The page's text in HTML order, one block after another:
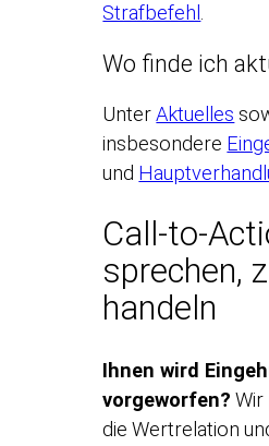
Strafbefehl .
Wo finde ich
UnterAktuelles
insbesondere
und
Call-to-
sprechen,
handeln
Ihnen wird
vorgeworfen? Wir
die Wertrelation